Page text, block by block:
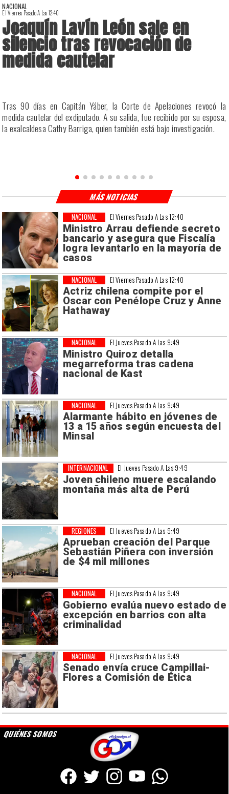
NACIONAL
El Viernes Pasado A Las 12:40
Joaquín Lavín León sale en
silencio tras revocación de
medida cautelar
Tras 90 días en Capitán Yáber, la Corte de Apelaciones revocó la
medida cautelar del exdiputado. A su salida, fue recibido por su esposa,
la exalcaldesa Cathy Barriga, quien también está bajo investigación.
El Viernes Pasado A Las 12:40
Ministro Arrau defiende secreto
bancario y asegura que Fiscalía
logra levantarlo en la mayoría de
casos
NACIONAL
El Viernes Pasado A Las 12:40
Actriz chilena compite por el
Oscar con Penélope Cruz y Anne
Hathaway
NACIONAL
El Jueves Pasado A Las 9:49
Ministro Quiroz detalla
megarreforma tras cadena
nacional de Kast
NACIONAL
El Jueves Pasado A Las 9:49
Alarmante hábito en jóvenes de
13 a 15 años según encuesta del
Minsal
NACIONAL
El Jueves Pasado A Las 9:49
Joven chileno muere escalando
montaña más alta de Perú
INTERNACIONAL
El Jueves Pasado A Las 9:49
Aprueban creación del Parque
Sebastián Piñera con inversión
de $4 mil millones
REGIONES
El Jueves Pasado A Las 9:49
Gobierno evalúa nuevo estado de
excepción en barrios con alta
criminalidad
NACIONAL
El Jueves Pasado A Las 9:49
Senado envía cruce Campillai-
Flores a Comisión de Ética
NACIONAL
MÁS NOTICIAS
QUIÉNES SOMOS